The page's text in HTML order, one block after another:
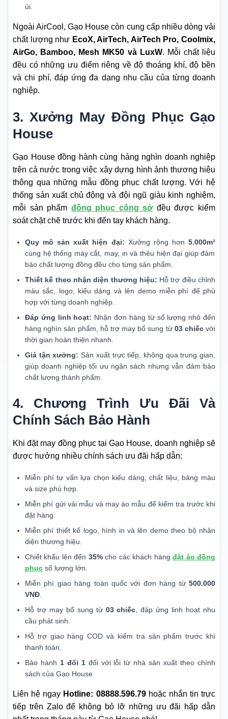
ủi.
Ngoài AirCool, Gạo House còn cung cấp nhiều dòng vải
chất lượng như EcoX, AirTech, AirTech Pro, Coolmix,
AirGo, Bamboo, Mesh MK50 và LuxW. Mỗi chất liệu
đều có những ưu điểm riêng về độ thoáng khí, độ bền
và chi phí, đáp ứng đa dạng nhu cầu của từng doanh
nghiệp.
3. Xưởng May Đồng Phục Gạo
House
Gạo House đồng hành cùng hàng nghìn doanh nghiệp
trên cả nước trong việc xây dựng hình ảnh thương hiệu
thông qua những mẫu đồng phục chất lượng. Với hệ
thống sản xuất chủ động và đội ngũ giàu kinh nghiệm,
mỗi sản phẩm đồng phục công sởđều được kiểm
soát chặt chẽ trước khi đến tay khách hàng.
Quy mô sản xuất hiện đại: Xưởng rộng hơn5.000m²
cùng hệ thống máy cắt, may, in và thêu hiện đại giúp đảm
bảo chất lượng đồng đều cho từng sản phẩm.
Thiết kế theo nhận diện thương hiệu: Hỗ trợ điều chỉnh
màu sắc, logo, kiểu dáng và lên demo miễn phí để phù
hợp với từng doanh nghiệp.
Đáp ứng linh hoạt: Nhận đơn hàng từ số lượng nhỏ đến
hàng nghìn sản phẩm, hỗ trợ may bổ sung từ 03 chiếcvới
thời gian hoàn thiện nhanh.
Giá tận xưởng: Sản xuất trực tiếp, không qua trung gian,
giúp doanh nghiệp tối ưu ngân sách nhưng vẫn đảm bảo
chất lượng thành phẩm.
4. Chương Trình Ưu Đãi Và
Chính Sách Bảo Hành
Khi đặt may đồng phục tại Gạo House, doanh nghiệp sẽ
được hưởng nhiều chính sách ưu đãi hấp dẫn:
Miễn phí tư vấn lựa chọn kiểu dáng, chất liệu, bảng màu
và size phù hợp.
Miễn phí gửi vải mẫu và may áo mẫu để kiểm tra trước khi
đặt hàng.
Miễn phí thiết kế logo, hình in và lên demo theo bộ nhận
diện thương hiệu.
Chiết khấu lên đến 35%cho các khách hàngđặt áo đồng
phục số lượng lớn.
Miễn phí giao hàng toàn quốc với đơn hàng từ 500.000
VNĐ
Hỗ trợ may bổ sung từ 03 chiếc , đáp ứng linh hoạt nhu
cầu phát sinh.
Hỗ trợ giao hàng COD và kiểm tra sản phẩm trước khi
thanh toán.
Bảo hành 1 đổi 1đối với lỗi từ nhà sản xuất theo chính
sách của Gạo House
Liên hệ ngay Hotline: 08888.596.79hoặc nhắn tin trực
tiếp trên Zalo để không bỏ lỡ những ưu đãi hấp dẫn